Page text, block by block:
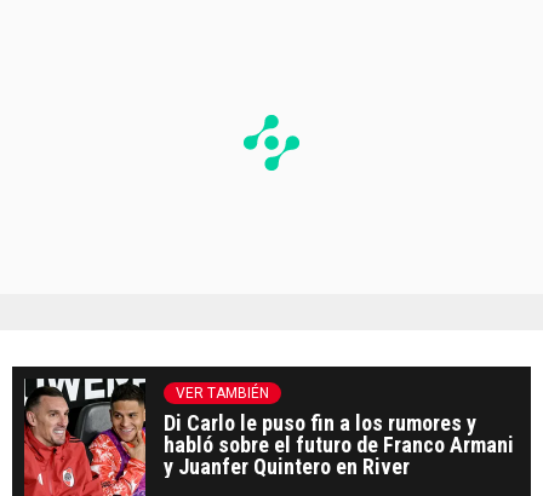
VER TAMBIÉN
Di Carlo le puso fin a los rumores y
habló sobre el futuro de Franco Armani
y Juanfer Quintero en River